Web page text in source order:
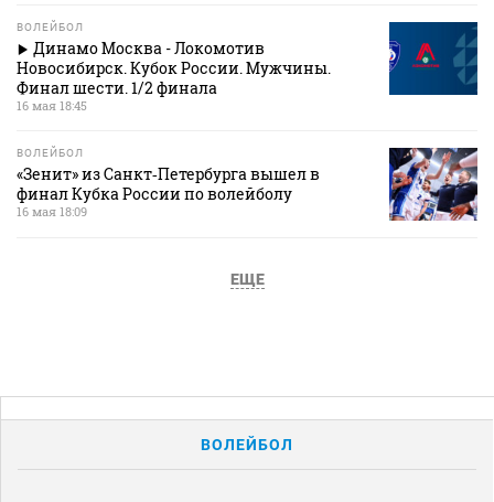
ВОЛЕЙБОЛ
Динамо Москва - Локомотив
Новосибирск. Кубок России. Мужчины.
Финал шести. 1/2 финала
16 мая 18:45
ВОЛЕЙБОЛ
«Зенит» из Санкт‑Петербурга вышел в
финал Кубка России по волейболу
16 мая 18:09
ЕЩЕ
ВОЛЕЙБОЛ